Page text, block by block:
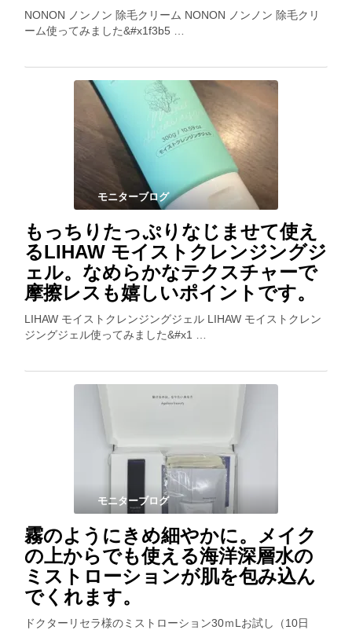
NONON ノンノン 除毛クリーム NONON ノンノン 除毛クリ
ーム使ってみました&#x1f3b5 …
モニターブログ
もっちりたっぷりなじませて使え
るLIHAW モイストクレンジングジ
ェル。なめらかなテクスチャーで
摩擦レスも嬉しいポイントです。
LIHAW モイストクレンジングジェル LIHAW モイストクレン
ジングジェル使ってみました&#x1 …
モニターブログ
霧のようにきめ細やかに。メイク
の上からでも使える海洋深層水の
ミストローションが肌を包み込ん
でくれます。
ドクターリセラ様のミストローション30ｍLお試し（10日